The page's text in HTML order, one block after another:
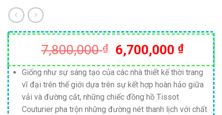
7,800,000₫
Giá
gốc
là:
7,800,000 ₫.
6,700,000 ₫Giá
hiện
tại
là:
Giống như sự sáng tạo của các nhà thiết kế thời trang
vĩ đại trên thế giới dựa trên sự kết hợp hoàn hảo giữa
vải và đường cắt, những chiếc đồng hồ Tissot
Couturier pha trộn những đường nét thanh lịch với chất